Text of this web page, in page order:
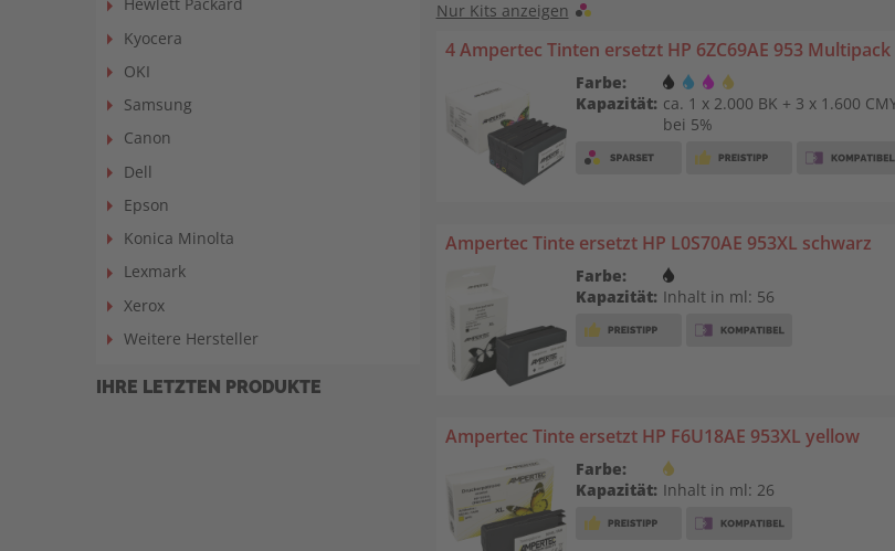
Kyocera
OKI
Samsung
Canon
Dell
Epson
Konica Minolta
Lexmark
Xerox
Weitere Hersteller
IHRE LETZTEN PRODUKTE
Nur Kits anzeigen
4 Ampertec Tinten ersetzt HP 6ZC69AE 953 Multipack
Farbe:
Kapazität: ca. 1 x 2.000 BK + 3 x 1.600
bei 5%
Ampertec Tinte ersetzt HP L0S70AE 953XL schwarz
Farbe:
Kapazität: Inhalt in ml: 56
Ampertec Tinte ersetzt HP F6U18AE 953XL yellow
Farbe:
Kapazität: Inhalt in ml: 26